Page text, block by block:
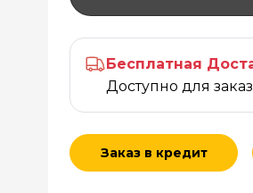
Бесплатная
Доступно для
Заказ в кредит